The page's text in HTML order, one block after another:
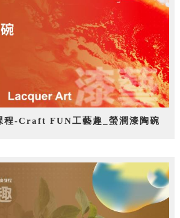
程-Craft FUN工藝趣_螢潤漆陶碗